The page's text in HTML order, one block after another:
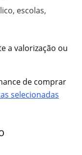
escolas,
a valorização ou
de comprar
selecionadas